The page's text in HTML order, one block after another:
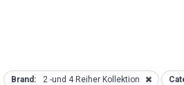
Brand: 2 -und 4 Reiher Kollektion